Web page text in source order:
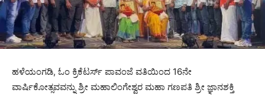
ಹಳೆಯಂಗಡಿ, ಓಂ ಕ್ರಿಕೆಟರ್ಸ್ ಪಾವಂಜೆ ವತಿಯಿಂದ 16ನೇ
ವಾರ್ಷಿಕೋತ್ಸವವನ್ನು ಶ್ರೀ ಮಹಾಲಿಂಗೇಶ್ವರ ಮಹಾ ಗಣಪತಿ ಶ್ರೀ ಜ್ಞಾನಶಕ್ತಿ